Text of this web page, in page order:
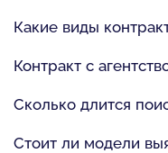
Какие виды
Контракт с
Сколько длится
Стоит ли модели